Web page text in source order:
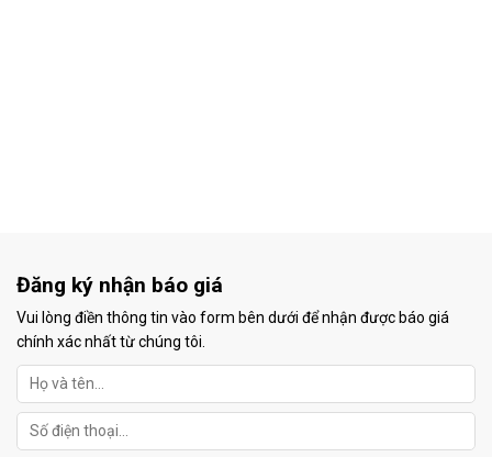
Đăng ký nhận báo giá
Vui lòng điền thông tin vào form bên dưới để nhận được báo giá
chính xác nhất từ chúng tôi.